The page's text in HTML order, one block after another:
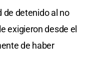
de detenido al no
exigieron desde el
de haber